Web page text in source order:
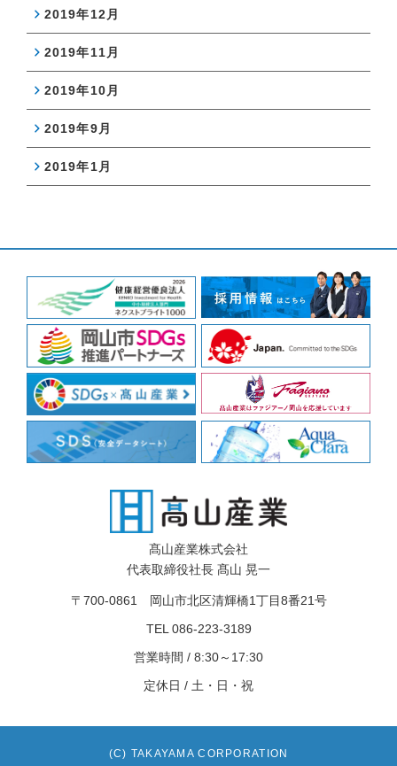
2019年12月
2019年11月
2019年10月
2019年9月
2019年1月
髙山産業株式会社
代表取締役社長 髙山 晃一
〒700-0861 岡山市北区清輝橋1丁目8番21号
TEL 086-223-3189
営業時間 / 8:30～17:30
定休日 / 土・日・祝
(C) TAKAYAMA CORPORATION